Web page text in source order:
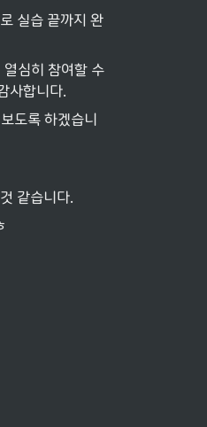
실습 끝까지 완
심히 참여할 수
사합니다.
도록 하겠습니
같습니다.